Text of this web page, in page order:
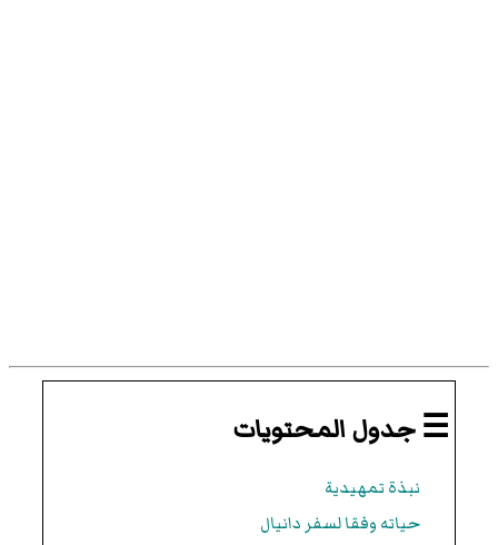
☰ جدول المحتويات
نبذة تمهيدية
حياته وفقا لسفر دانيال